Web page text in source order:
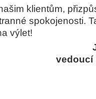
klientům,
spokojenosti.
výlet!
vedoucí